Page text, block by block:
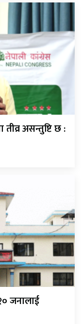
असन्तुष्टि छ :
जनालाई